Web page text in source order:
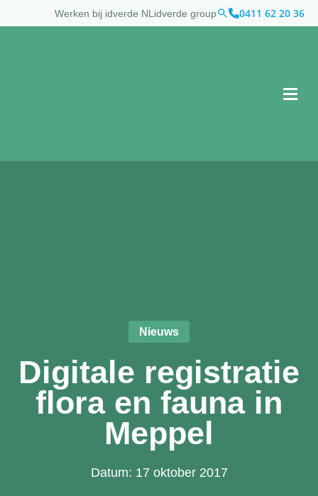
Werken bij idverde NL idverde group 0411 62 20 36
Nieuws
Digitale registratie
flora en fauna in
Meppel
Datum: 17 oktober 2017